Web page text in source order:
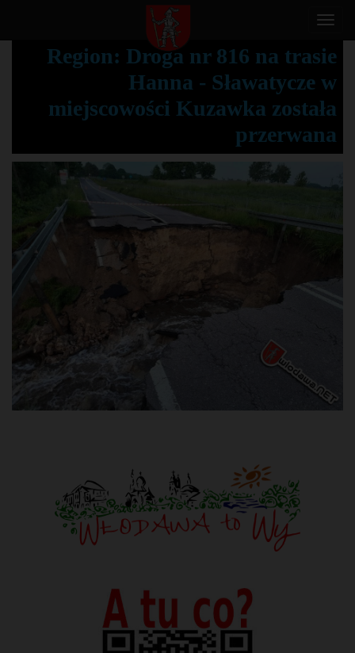
T
g
g
e
n
a
Region: Droga nr 816 na trasie
Hanna - Sławatycze w
miejscowości Kuzawka została
przerwana